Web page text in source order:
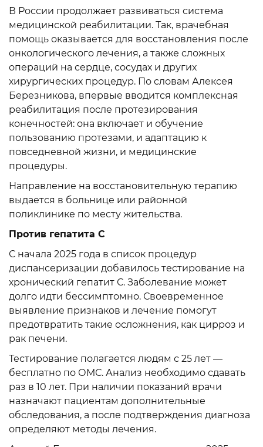
В России продолжает развиваться система
медицинской реабилитации. Так, врачебная
помощь оказывается для восстановления после
онкологического лечения, а также сложных
операций на сердце, сосудах и других
хирургических процедур. По словам Алексея
Березникова, впервые вводится комплексная
реабилитация после протезирования
конечностей: она включает и обучение
пользованию протезами, и адаптацию к
повседневной жизни, и медицинские
процедуры.
Направление на восстановительную терапию
выдается в больнице или районной
поликлинике по месту жительства.
Против гепатита С
С начала 2025 года в список процедур
диспансеризации добавилось тестирование на
хронический гепатит С. Заболевание может
долго идти бессимптомно. Своевременное
выявление признаков и лечение помогут
предотвратить такие осложнения, как цирроз и
рак печени.
Тестирование полагается людям с 25 лет —
бесплатно по ОМС. Анализ необходимо сдавать
раз в 10 лет. При наличии показаний врачи
назначают пациентам дополнительные
обследования, а после подтверждения диагноза
определяют методы лечения.